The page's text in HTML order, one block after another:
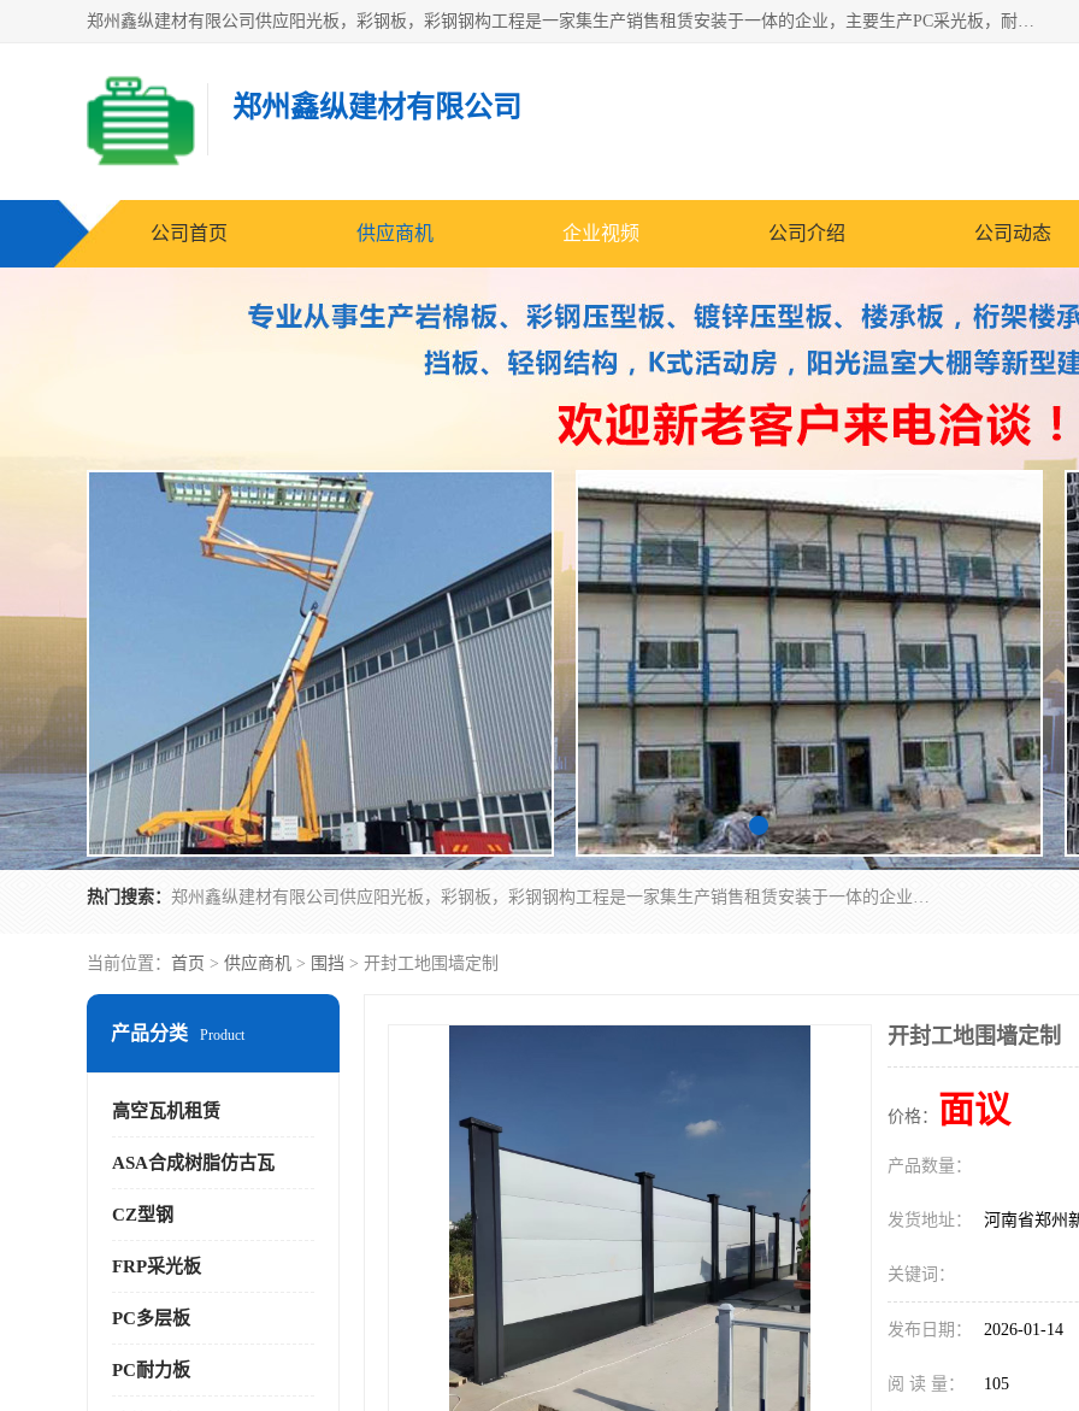
郑州鑫纵建材有限公司供应阳光板，彩钢板，彩钢钢构工程是一家集生产销售租赁安装于一体的企业，主要生产PC采光板，耐力板，仿古琉璃采光板，岩棉板、彩钢压型板、镀锌压型板、桁架楼承板，C、Z型钢檩条、围挡板、轻钢结构，阳光温室大棚等新型建材产品。公司旗下有多台移动式高空压瓦机租赁，承接全国各地业务，专业对外租赁各种型号压瓦机。
郑州鑫纵建材有限公司
公司首页 供应商机 企业视频 公司介绍 公司动态
热门搜索： 郑州鑫纵建材有限公司供应阳光板，彩钢板，彩钢钢构工程是一家集生产销售租赁安装于一体的企业，主要生产PC采光板，耐力板，仿古琉璃采光板，岩棉板、彩钢压型板、镀锌压型板、桁架楼承板，C、Z型钢檩条、围挡板、轻钢结构，阳光温室大棚等新型建材产品。公司旗下有多台移动式高空压瓦机租赁，承接全国各地业务，专业对外租赁各种型号压瓦机。
当前位置： 首页 > 供应商机 > 围挡 > 开封工地围墙定制
产品分类 Product
高空瓦机租赁
ASA合成树脂仿古瓦
CZ型钢
FRP采光板
PC多层板
PC耐力板
开封工地围墙定制
价格： 面议
产品数量：
发货地址： 河南省郑州
关键词：
发布日期： 2026-01-14
阅 读 量： 105